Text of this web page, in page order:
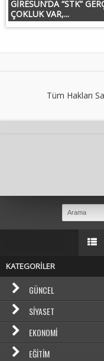
GİRESUN’DA “STK”
ÇOKLUK VAR,...
Tüm Hakları
KATEGORİLER
GÜNCEL
SIYASET
EKONOMI
EĞITIM